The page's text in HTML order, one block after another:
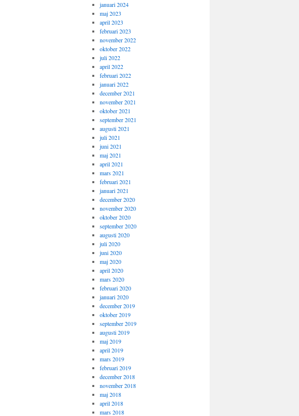
januari 2024
maj 2023
april 2023
februari 2023
november 2022
oktober 2022
juli 2022
april 2022
februari 2022
januari 2022
december 2021
november 2021
oktober 2021
september 2021
augusti 2021
juli 2021
juni 2021
maj 2021
april 2021
mars 2021
februari 2021
januari 2021
december 2020
november 2020
oktober 2020
september 2020
augusti 2020
juli 2020
juni 2020
maj 2020
april 2020
mars 2020
februari 2020
januari 2020
december 2019
oktober 2019
september 2019
augusti 2019
maj 2019
april 2019
mars 2019
februari 2019
december 2018
november 2018
maj 2018
april 2018
mars 2018